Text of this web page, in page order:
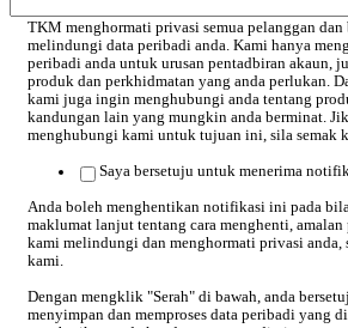
TKM menghormati privasi semua pelanggan
melindungi data peribadi anda. Kami hanya
peribadi anda untuk urusan pentadbiran akaun,
produk dan perkhidmatan yang anda perlukan.
kami juga ingin menghubungi anda tentang
kandungan lain yang mungkin anda berminat.
menghubungi kami untuk tujuan ini, sila semak
Saya bersetuju untuk menerima
Anda boleh menghentikan notifikasi ini pada
maklumat lanjut tentang cara menghenti,
kami melindungi dan menghormati privasi anda,
kami.
Dengan mengklik "Serah" di bawah, anda
menyimpan dan memproses data peribadi yang